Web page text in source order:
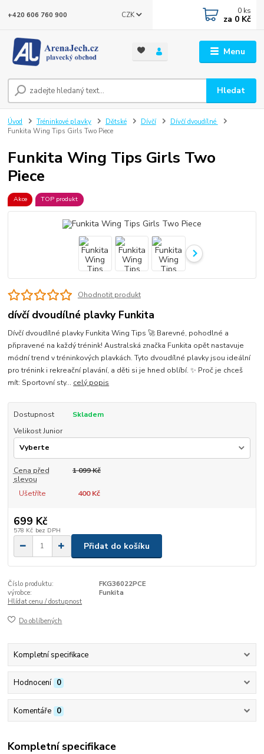
Menu
CZK
Hledat
+420 606 760 900 0 ks
za 0 Kč
Úvod Tréninkové plavky Dětské Dívčí
Dívčí dvoudílné
Funkita Wing Tips Girls Two Piece
Funkita Wing Tips Girls Two
Piece
Akce TOP produkt
Ohodnotit produkt
dívčí dvoudílné plavky Funkita
Dívčí dvoudílné plavky Funkita Wing Tips 🚀 Barevné, pohodlné a
připravené na každý trénink! Australská značka Funkita opět nastavuje
módní trend v tréninkových plavkách. Tyto dvoudílné plavky jsou ideální
pro trénink i rekreační plavání, a děti si je hned oblíbí. ✨ Proč je chceš
mít: Sportovní sty... celý popis
Dostupnost
Skladem
Velikost Junior
Cena před
slevou
1 099 Kč
Ušetříte 400 Kč
699 Kč
578 Kč bez DPH
Přidat do košíku
Číslo produktu:
FKG36022PCE
výrobce:
Funkita
Hlídat cenu / dostupnost
Do oblíbených
Kompletní specifikace
Hodnocení 0
Komentáře 0
Kompletní specifikace